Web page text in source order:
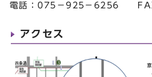
電話：075－925－6256
アクセス